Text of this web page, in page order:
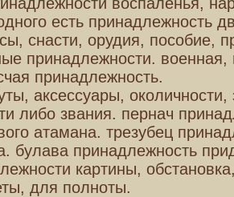
есть принадлежность
снасти, орудия, пособие,
принадлежности. военная,
принадлежность.
аксессуары, околичности,
либо звания. пернач
атамана. трезубец
булава принадлежность
картины,
для полноты.